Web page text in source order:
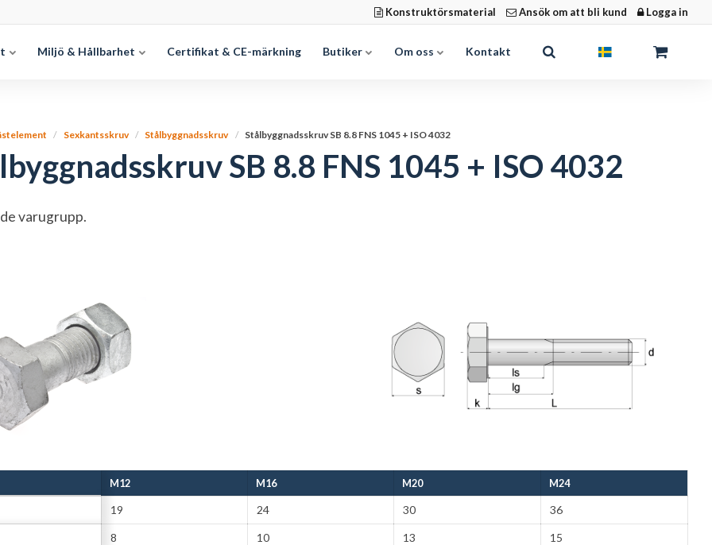
Konstruktörsmaterial Ansök om att bli kund Logga in
Miljö & Hållbarhet Certifikat & CE-märkning Butiker Om oss Kontakt
Sexkantsskruv Stålbyggnadsskruv Stålbyggnadsskruv SB 8.8 FNS 1045 + ISO 4032
SB 8.8 FNS 1045 + ISO 4032
varugrupp.
M12 M16 M20 M24
19 24 30 36
8 10 13 15